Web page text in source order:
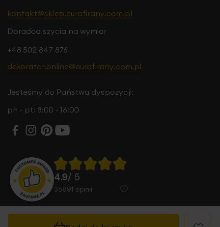
kontakt@sklep.eurofirany.com.pl
Doradca szycia na wymiar
+48 502 847 876
dekorator.online@eurofirany.com.pl
Jesteśmy do Państwa dyspozycji:
pn - pt: 8:00 - 16:00
4.9/ 5
35891 opinii